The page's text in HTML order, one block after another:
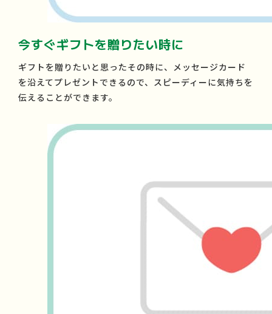
今すぐギフトを贈りたい時に
ギフトを贈りたいと思ったその時に、メッセージカード
を沿えてプレゼントできるので、スピーディーに気持ちを
伝えることができます。